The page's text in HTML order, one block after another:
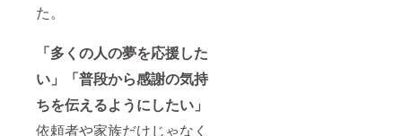
た。
「多くの人の夢を応援した
い」「普段から感謝の気持
ちを伝えるようにしたい」
依頼者や家族だけじゃなく